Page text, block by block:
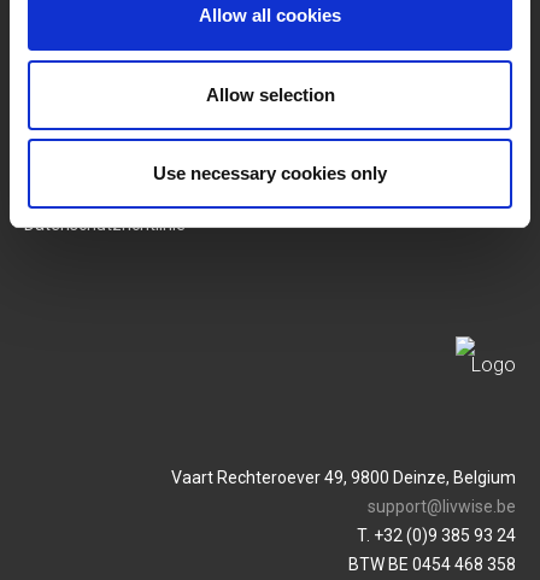
Allow all cookies
Allow selection
Use necessary cookies only
Stellenangebote
Allgemeine
Geschäftsbedingungen
Datenschutzrichtlinie
MY LIVWISE-PRO LOGIN
Login
Service & Contact
Vaart Rechteroever 49, 9800 Deinze, Belgium
support@livwise.be
T. +32 (0)9 385 93 24
BTW BE 0454 468 358